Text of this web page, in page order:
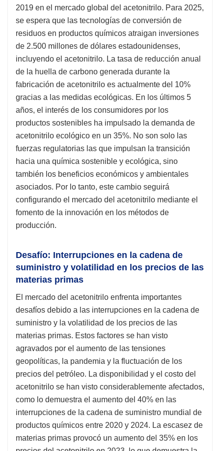
2019 en el mercado global del acetonitrilo. Para 2025,
se espera que las tecnologías de conversión de
residuos en productos químicos atraigan inversiones
de 2.500 millones de dólares estadounidenses,
incluyendo el acetonitrilo. La tasa de reducción anual
de la huella de carbono generada durante la
fabricación de acetonitrilo es actualmente del 10%
gracias a las medidas ecológicas. En los últimos 5
años, el interés de los consumidores por los
productos sostenibles ha impulsado la demanda de
acetonitrilo ecológico en un 35%. No son solo las
fuerzas regulatorias las que impulsan la transición
hacia una química sostenible y ecológica, sino
también los beneficios económicos y ambientales
asociados. Por lo tanto, este cambio seguirá
configurando el mercado del acetonitrilo mediante el
fomento de la innovación en los métodos de
producción.
Desafío: Interrupciones en la cadena de
suministro y volatilidad en los precios de las
materias primas
El mercado del acetonitrilo enfrenta importantes
desafíos debido a las interrupciones en la cadena de
suministro y la volatilidad de los precios de las
materias primas. Estos factores se han visto
agravados por el aumento de las tensiones
geopolíticas, la pandemia y la fluctuación de los
precios del petróleo. La disponibilidad y el costo del
acetonitrilo se han visto considerablemente afectados,
como lo demuestra el aumento del 40% en las
interrupciones de la cadena de suministro mundial de
productos químicos entre 2020 y 2024. La escasez de
materias primas provocó un aumento del 35% en los